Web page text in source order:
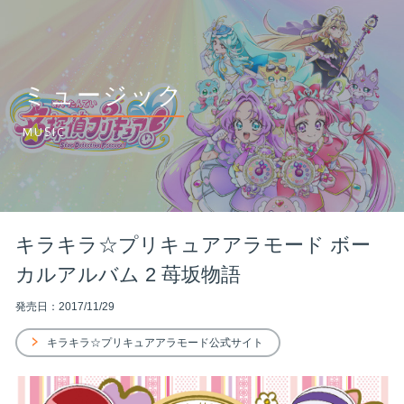
ミュージック
MUSIC
キラキラ☆プリキュアアラモード ボー
カルアルバム 2 苺坂物語
発売日：2017/11/29
キラキラ☆プリキュアアラモード公式サイト